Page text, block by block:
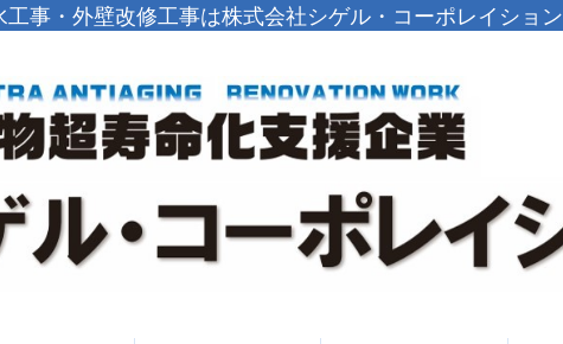
工事・外壁改修工事は株式会社シゲル・コーポレイション